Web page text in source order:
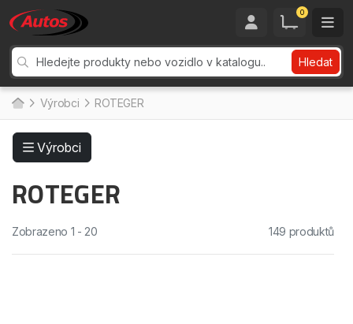
0
Hledat
Výrobci ROTEGER
Výrobci
ROTEGER
Zobrazeno 1 - 20 149 produktů